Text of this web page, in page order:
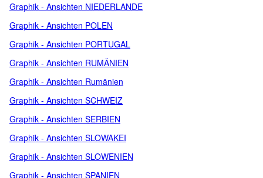
Graphik - Ansichten NIEDERLANDE
Graphik - Ansichten POLEN
Graphik - Ansichten PORTUGAL
Graphik - Ansichten RUMÄNIEN
Graphik - Ansichten Rumänien
Graphik - Ansichten SCHWEIZ
Graphik - Ansichten SERBIEN
Graphik - Ansichten SLOWAKEI
Graphik - Ansichten SLOWENIEN
Graphik - Ansichten SPANIEN